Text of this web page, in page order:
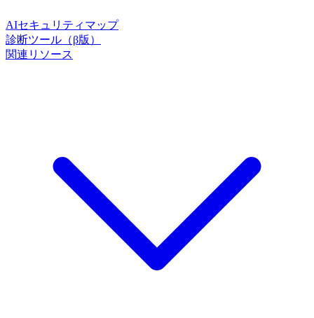
AIセキュリティマップ
診断ツール（β版）
関連リソース